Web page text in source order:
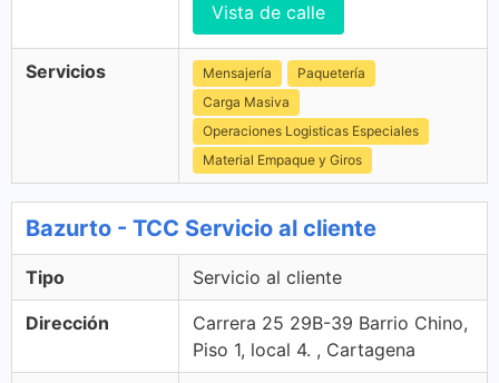
Vista de calle
Servicios Mensajería
Paquetería
Carga Masiva
Operaciones Logisticas Especiales
Material Empaque y Giros
Bazurto - TCC Servicio al cliente
Tipo Servicio al cliente
Dirección
Carrera 25 29B-39 Barrio Chino,
Piso 1, local 4. , Cartagena